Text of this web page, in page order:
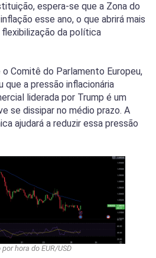
espera-se que a Zona do
esse ano, o que abrirá mais
da política
Comitê do Parlamento Europeu,
que a pressão inflacionária
liderada por Trump é um
se dissipar no médio prazo. A
ajudará a reduzir essa pressão
hora do EUR/USD